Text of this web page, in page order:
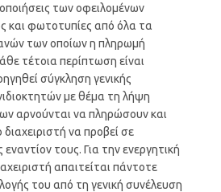
των οφειλομένων
και φωτοτυπίες από όλα τα
των οποίων η πληρωμή
τέτοια περίπτωση είναι
σύγκληση γενικής
με θέμα τη λήψη
αρνούνται να πληρώσουν και
να προβεί σε
εναντίον τους. Για την ενεργητική
απαιτείται πάντοτε
του από τη γενική συνέλευση